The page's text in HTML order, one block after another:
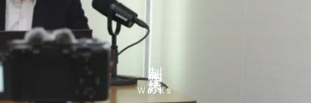
制作実績
Works